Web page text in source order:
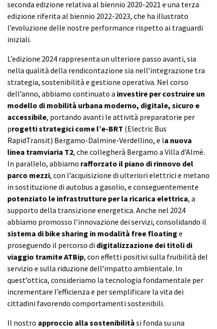
seconda edizione relativa al biennio 2020-2021 e una terza
edizione riferita al biennio 2022-2023, che ha illustrato
l’evoluzione delle nostre performance rispetto ai traguardi
iniziali.
L’edizione 2024 rappresenta un ulteriore passo avanti, sia
nella qualità della rendicontazione sia nell’integrazione tra
strategia, sostenibilità e gestione operativa. Nel corso
dell’anno, abbiamo continuato a investire per costruire un
modello di mobilità urbana moderno, digitale, sicuro e
accessibile, portando avanti le attività preparatorie per
progetti strategici come l’e-BRT (Electric Bus
RapidTransit) Bergamo-Dalmine-Verdellino, e la nuova
linea tramviaria T2, che collegherà Bergamo a Villa d’Almè.
In parallelo, abbiamo rafforzato il piano di rinnovo del
parco mezzi, con l’acquisizione di ulteriori elettrici e metano
in sostituzione di autobus a gasolio, e conseguentemente
potenziato le infrastrutture per la ricarica elettrica, a
supporto della transizione energetica. Anche nel 2024
abbiamo promosso l’innovazione dei servizi, consolidando il
sistema di bike sharing in modalità free floating e
proseguendo il percorso di digitalizzazione dei titoli di
viaggio tramite ATBip, con effetti positivi sulla fruibilità del
servizio e sulla riduzione dell’impatto ambientale. In
quest’ottica, consideriamo la tecnologia fondamentale per
incrementare l’efficienza e per semplificare la vita dei
cittadini favorendo comportamenti sostenibili.
Il nostro approccio alla sostenibilità si fonda su una